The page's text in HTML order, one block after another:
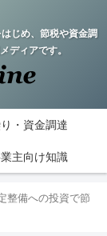
じめ、節税や資金調
ディアです。
・資金調達
主向け知識
整備への投資で節